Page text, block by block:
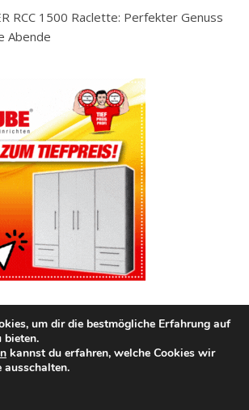
RCC 1500 Raclette: Perfekter Genuss
Abende
kuechenutensilien.net ©
um dir die bestmögliche Erfahrung auf
bieten.
kannst du erfahren, welche Cookies wir
ausschalten.